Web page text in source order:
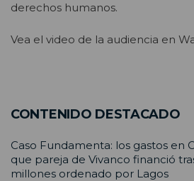
derechos humanos.
Vea el video de la audiencia en
CONTENIDO DESTACADO
Caso Fundamenta: los gastos en
que pareja de Vivanco financió
millones ordenado por Lagos